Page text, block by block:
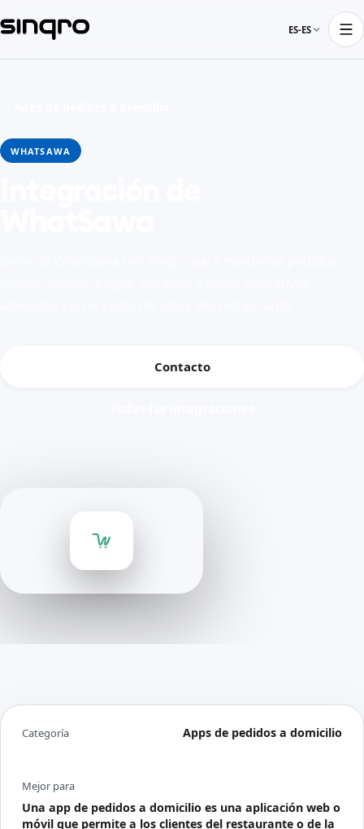
ES-ES
WHATSAWA
Contacto
Categoría Apps de pedidos a domicilio
Mejor para
Una app de pedidos a domicilio es una aplicación web o
móvil que permite a los clientes del restaurante o de la